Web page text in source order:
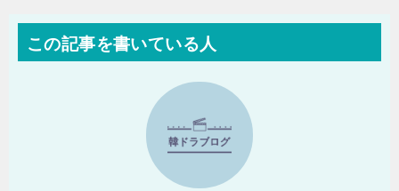
この記事を書いている人